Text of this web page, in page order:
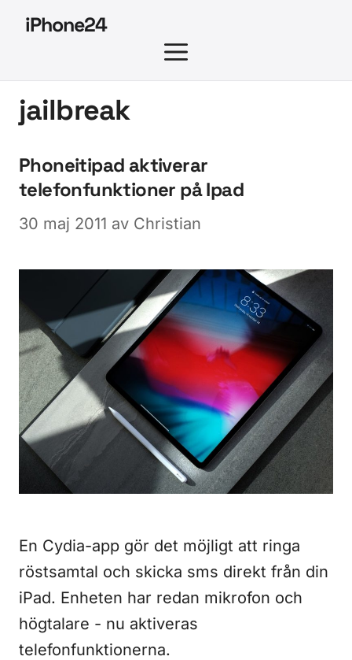
iPhone24
MENY
jailbreak
Phoneitipad aktiverar
telefonfunktioner på Ipad
30 maj 2011 av Christian
En Cydia-app gör det möjligt att ringa
röstsamtal och skicka sms direkt från din
iPad. Enheten har redan mikrofon och
högtalare - nu aktiveras
telefonfunktionerna.